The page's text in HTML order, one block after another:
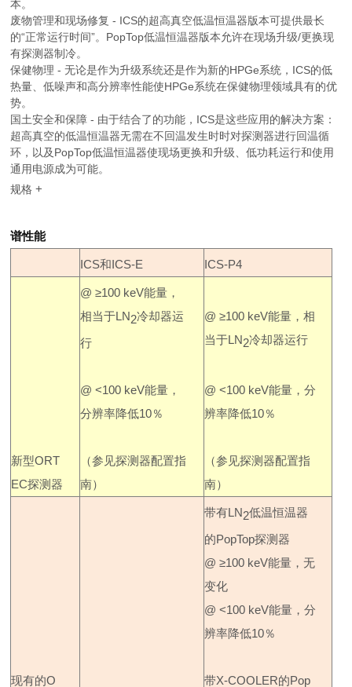
本。
废物管理和现场修复 - ICS的超高真空低温恒温器版本可提供最长
的“正常运行时间”。PopTop低温恒温器版本允许在现场升级/更换现
有探测器制冷。
保健物理 - 无论是作为升级系统还是作为新的HPGe系统，ICS的低
热量、低噪声和高分辨率性能使HPGe系统在保健物理领域具有的优
势。
国土安全和保障 - 由于结合了的功能，ICS是这些应用的解决方案：
超高真空的低温恒温器无需在不回温发生时时对探测器进行回温循
环，以及PopTop低温恒温器使现场更换和升级、低功耗运行和使用
通用电源成为可能。
规格+
谱性能
ICS和ICS-E ICS-P4
新型ORT
EC探测器
@≥100 keV能量，
相当于LN2冷却器运
行
@ <100 keV能量，
分辨率降低10％
（参见探测器配置指
南）
@≥100 keV能量，相
当于LN2冷却器运行
@ <100 keV能量，分
辨率降低10％
（参见探测器配置指
南）
现有的O
带有LN2低温恒温器
的PopTop探测器
@≥100 keV能量，无
变化
@ <100 keV能量，分
辨率降低10％
带X-COOLER的Pop